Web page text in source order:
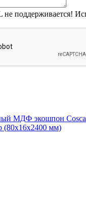
не поддерживается!
МДФ экошпон
(80х16х2400 мм)